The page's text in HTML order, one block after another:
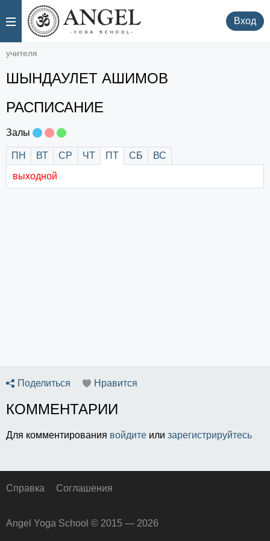
. Вход
учителя
ШЫНДАУЛЕТ АШИМОВ
РАСПИСАНИЕ
Залы . . .
ПН ВТ СР ЧТ ПТ СБ
ВС
выходной
Поделиться Нравится
КОММЕНТАРИИ
Для комментирования войдите или зарегистрируйтесь
Справка Соглашения
Angel Yoga School © 2015 — 2026